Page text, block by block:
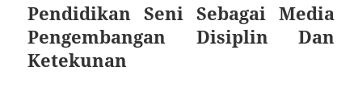
Pendidikan Seni Sebagai Media
Pengembangan Disiplin Dan
Ketekunan